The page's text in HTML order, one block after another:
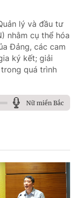
lý và đầu tư
nhằm cụ thể hóa
Đảng, các cam
ký kết; giải
quá trình
Nữ miền Bắc